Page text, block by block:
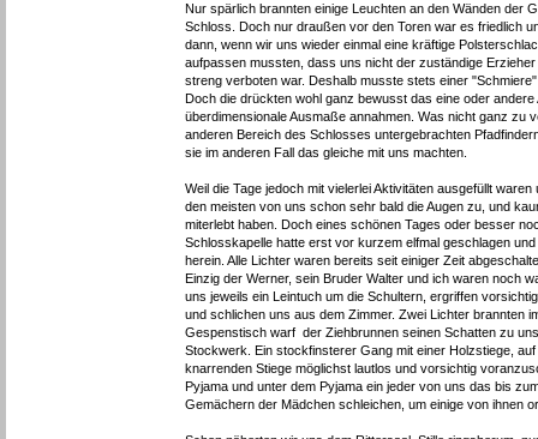
Nur spärlich brannten einige Leuchten an den Wänden der
Schloss. Doch nur draußen vor den Toren war es friedlich
dann, wenn wir uns wieder einmal eine kräftige
aufpassen mussten, dass uns nicht der zuständige
streng verboten war. Deshalb musste stets einer
Doch die drückten wohl ganz bewusst das eine oder
überdimensionale Ausmaße annahmen. Was nicht ganz zu
anderen Bereich des Schlosses untergebrachten
sie im anderen Fall das gleiche mit uns machten.
Weil die Tage jedoch mit vielerlei Aktivitäten ausgefüllt
den meisten von uns schon sehr bald die Augen zu, und
miterlebt haben. Doch eines schönen Tages oder besser
Schlosskapelle hatte erst vor kurzem elfmal geschlagen
herein. Alle Lichter waren bereits seit einiger Zeit
Einzig der Werner, sein Bruder Walter und ich waren noch
uns jeweils ein Leintuch um die Schultern, ergriffen
und schlichen uns aus dem Zimmer. Zwei Lichter brannten
Gespenstisch warf der Ziehbrunnen seinen Schatten zu
Stockwerk. Ein stockfinsterer Gang mit einer Holzstiege,
knarrenden Stiege möglichst lautlos und vorsichtig
Pyjama und unter dem Pyjama ein jeder von uns das bis
Gemächern der Mädchen schleichen, um einige von ihnen